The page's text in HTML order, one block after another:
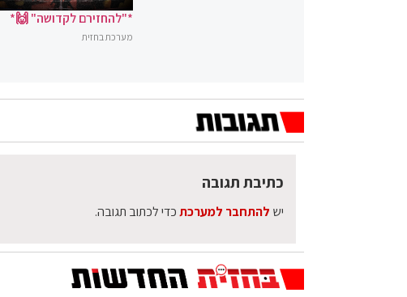
*"להחזירם לקדושה" 🙌*
מערכת בחזית
כתיבת תגובה
יש להתחבר למערכתכדי לכתוב תגובה.